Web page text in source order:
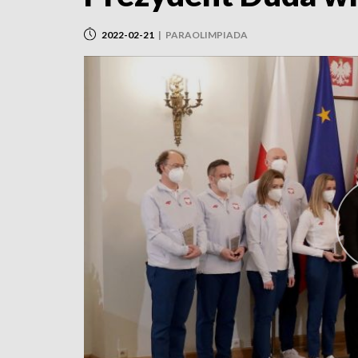
2022-02-21 | PARAOLIMPIADA